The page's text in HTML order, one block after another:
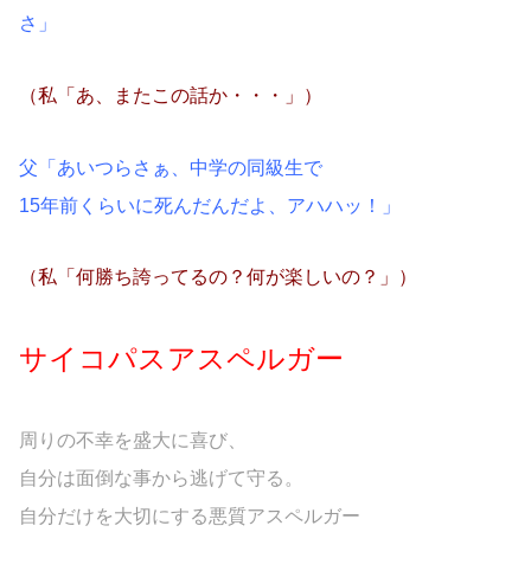
さ」
（私「あ、またこの話か・・・」）
父「あいつらさぁ、中学の同級生で
15年前くらいに死んだんだよ、アハハッ！」
（私「何勝ち誇ってるの？何が楽しいの？」）
サイコパスアスペルガー
周りの不幸を盛大に喜び、
自分は面倒な事から逃げて守る。
自分だけを大切にする悪質アスペルガー